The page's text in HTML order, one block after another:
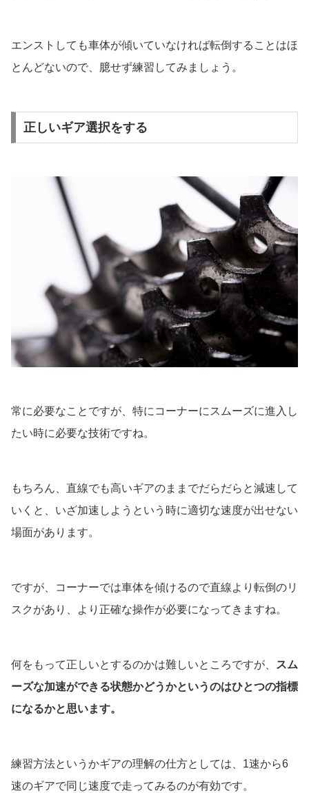
エンストしても車体が傾いていなければ転倒することはほ
とんどないので、臆せず練習してみましょう。
正しいギア選択をする
常に必要なことですが、特にコーナーにスムーズに進入し
たい時に必要な技術ですね。
もちろん、直線でも高いギアのままでだらだらと減速して
いくと、いざ加速しようという時に適切な速度が出せない
場面があります。
ですが、コーナーでは車体を傾けるので直線より転倒のリ
スクがあり、より正確な操作が必要になってきますね。
何をもって正しいとするのかは難しいところですが、
スム
ーズな加速ができる状態かどうかというのはひとつの指標
になるかと思います。
練習方法というかギアの理解の仕方としては、1速から6
速のギアで同じ速度で走ってみるのが有効です。